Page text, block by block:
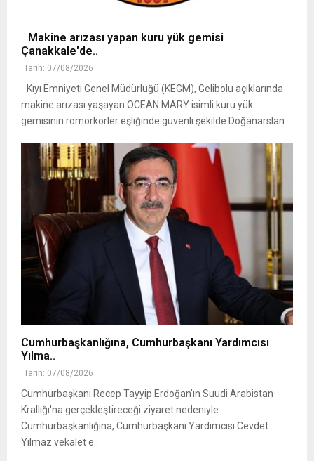
Makine arızası yapan kuru yük gemisi
Çanakkale'de..
Tarih: 07/08/2026
Kıyı Emniyeti Genel Müdürlüğü (KEGM), Gelibolu açıklarında
makine arızası yaşayan OCEAN MARY isimli kuru yük
gemisinin römorkörler eşliğinde güvenli şekilde Doğanarslan ..
Cumhurbaşkanlığına, Cumhurbaşkanı Yardımcısı
Yılma..
Tarih: 07/08/2026
Cumhurbaşkanı Recep Tayyip Erdoğan’ın Suudi Arabistan
Krallığı'na gerçekleştireceği ziyaret nedeniyle
Cumhurbaşkanlığına, Cumhurbaşkanı Yardımcısı Cevdet
Yılmaz vekalet e..